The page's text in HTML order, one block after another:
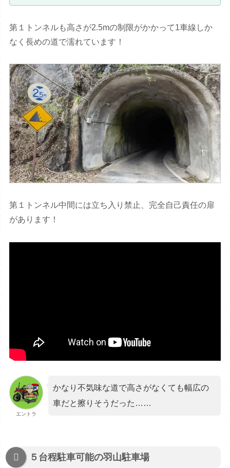
第１トンネルも高さが2.5mの制限がかかって1車線しか
なく長めの道で濡れています！
第１トンネル中間には立ち入り禁止、完全自己責任の扉
があります！
エントラ
かなり不気味な道で高さがなくても幅広の
車だと擦りそうだった……
５台程駐車可能の羽山駐車場